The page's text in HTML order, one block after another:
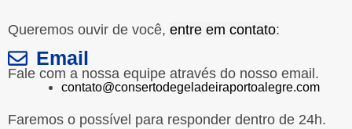
Queremos ouvir de você, entre em contato:
Email
Fale com a nossa equipe através do nosso email.
contato@consertodegeladeiraportoalegre.com
Faremos o possível para responder dentro de 24h.